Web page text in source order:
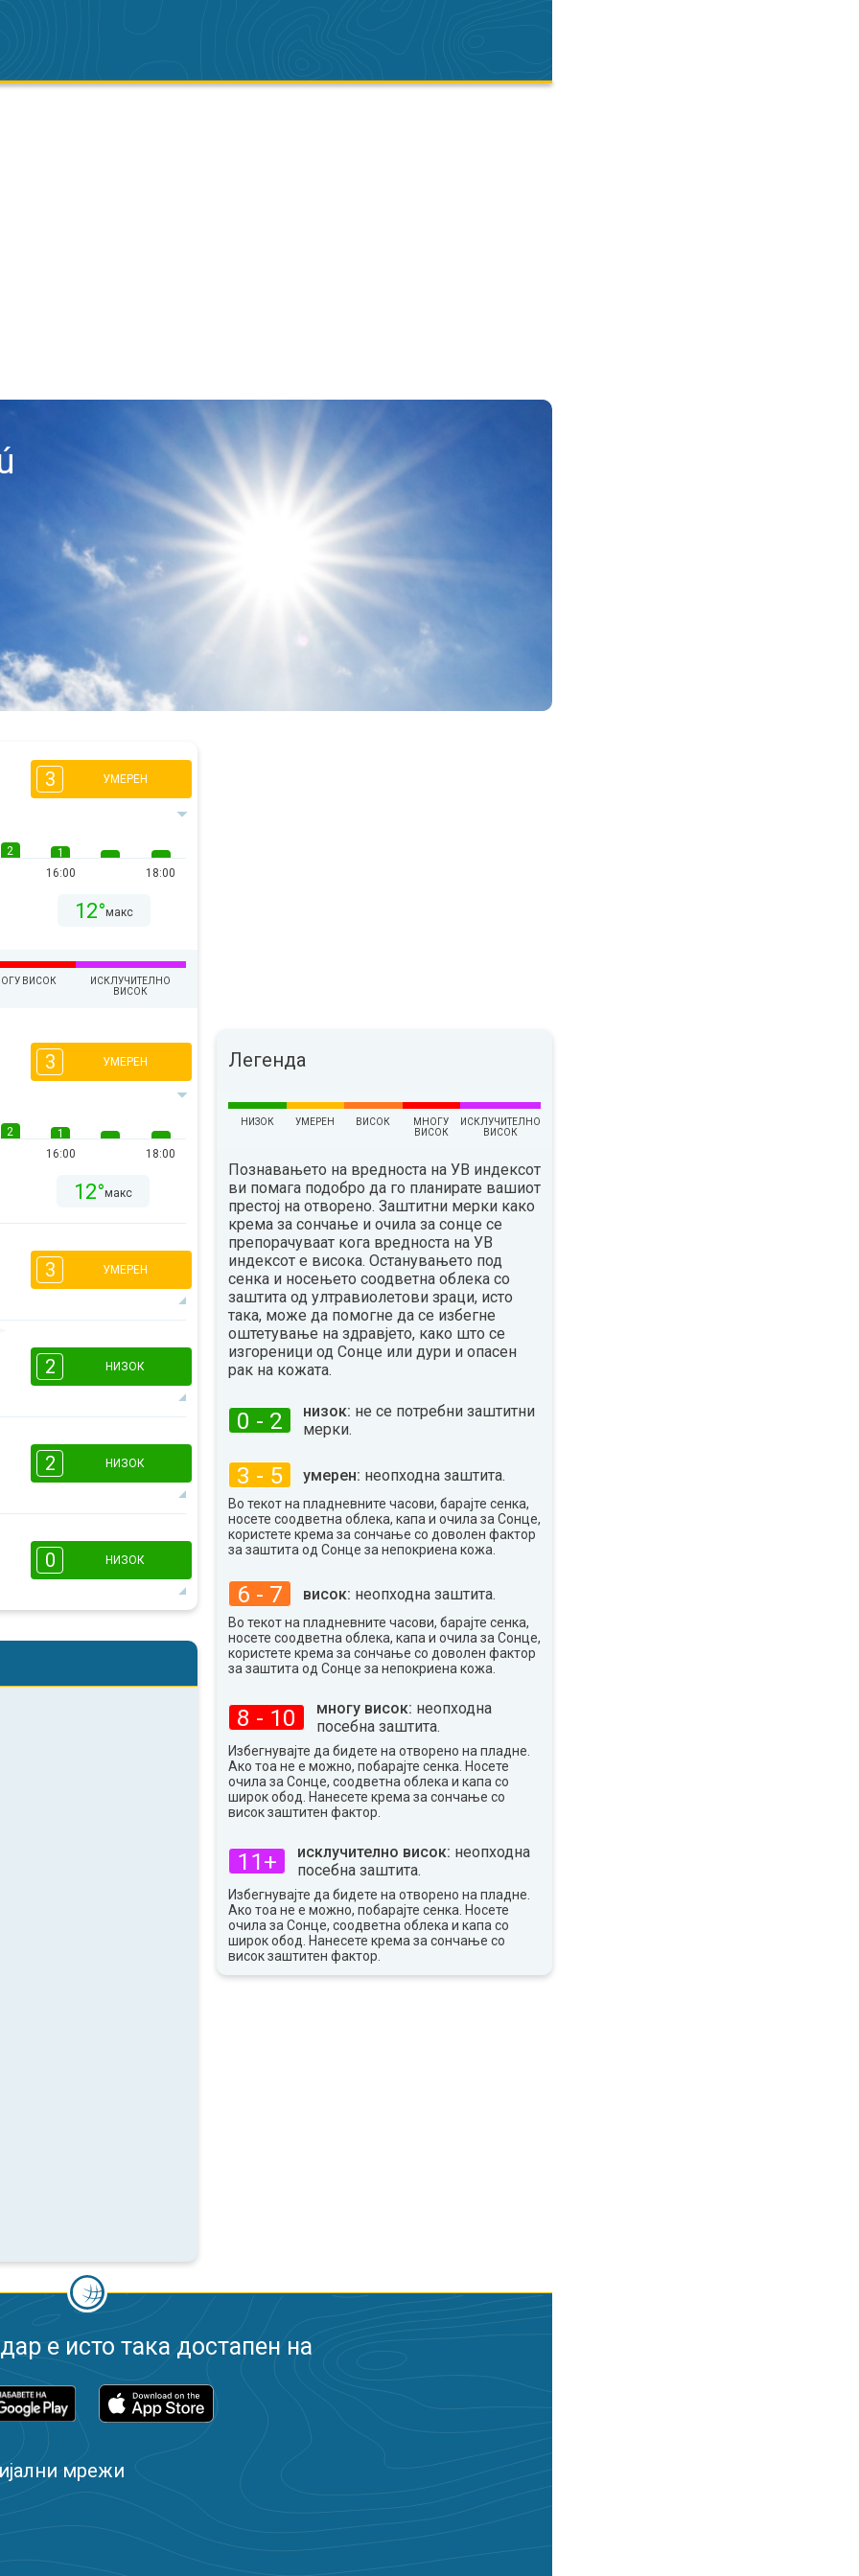
3 УМЕРЕН
2
1
16:00
18:00
12°макс
ВИСОК
ИСКЛУЧИТЕЛНО
ВИСОК
3 УМЕРЕН
2
1
16:00
18:00
12°макс
3 УМЕРЕН
16:00
2 НИЗОК
16:00
2 НИЗОК
16:00
0 НИЗОК
16:00 18:00
Легенда
НИЗОК УМЕРЕН ВИСОК
МНОГУ
ВИСОК
ИСКЛУЧИТЕЛНО
ВИСОК
Познавањето на вредноста на УВ индексот
ви помага подобро да го планирате вашиот
престој на отворено. Заштитни мерки како
крема за сончање и очила за сонце се
препорачуваат кога вредноста на УВ
индексот е висока. Останувањето под
сенка и носењето соодветна облека со
заштита од ултравиолетови зраци, исто
така, може да помогне да се избегне
оштетување на здравјето, како што се
изгореници од Сонце или дури и опасен
рак на кожата.
0 - 2 низок: не се потребни заштитни
мерки.
3 - 5 умерен: неопходна заштита.
Во текот на пладневните часови, барајте сенка,
носете соодветна облека, капа и очила за Сонце,
користете крема за сончање со доволен фактор
за заштита од Сонце за непокриена кожа.
6 - 7 висок: неопходна заштита.
Во текот на пладневните часови, барајте сенка,
носете соодветна облека, капа и очила за Сонце,
користете крема за сончање со доволен фактор
за заштита од Сонце за непокриена кожа.
8 - 10 многу висок: неопходна
посебна заштита.
Избегнувајте да бидете на отворено на пладне.
Ако тоа не е можно, побарајте сенка. Носете
очила за Сонце, соодветна облека и капа со
широк обод. Нанесете крема за сончање со
висок заштитен фактор.
11+ исклучително висок: неопходна
посебна заштита.
Избегнувајте да бидете на отворено на пладне.
Ако тоа не е можно, побарајте сенка. Носете
очила за Сонце, соодветна облека и капа со
широк обод. Нанесете крема за сончање со
висок заштитен фактор.
е исто така достапен на
мрежи